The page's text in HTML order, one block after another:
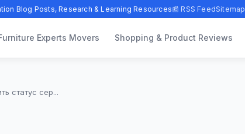
Blog Posts, Research & Learning Resources📰 RSS FeedSitemap
Experts Movers Shopping & Product Reviews
статус сер...